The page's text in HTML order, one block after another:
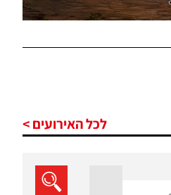
לכל האירועים >